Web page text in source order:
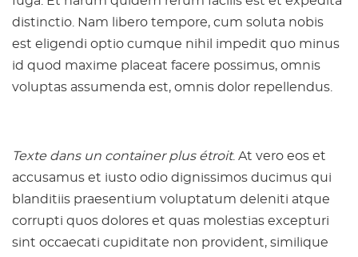
distinctio. Nam libero tempore, cum soluta nobis
est eligendi optio cumque nihil impedit quo minus
id quod maxime placeat facere possimus, omnis
voluptas assumenda est, omnis dolor repellendus.
Texte dans un container plus étroit. At vero eos et
accusamus et iusto odio dignissimos ducimus qui
blanditiis praesentium voluptatum deleniti atque
corrupti quos dolores et quas molestias excepturi
sint occaecati cupiditate non provident, similique